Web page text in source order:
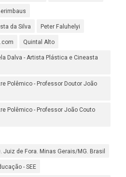
da Silva Peter Faluhelyi
Quintal Alto
Dalva - Artista Plástica e Cineasta
Polêmico - Professor Doutor João
Polêmico - Professor João Couto
Juiz de Fora. Minas Gerais/MG. Brasil
- SEE